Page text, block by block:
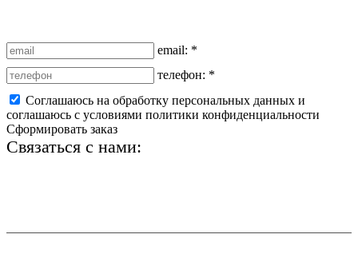
email: *
телефон: *
Соглашаюсь на обработку персональных данных и
соглашаюсь с условиями политики конфиденциальности
Сформировать заказ
Связаться с нами: